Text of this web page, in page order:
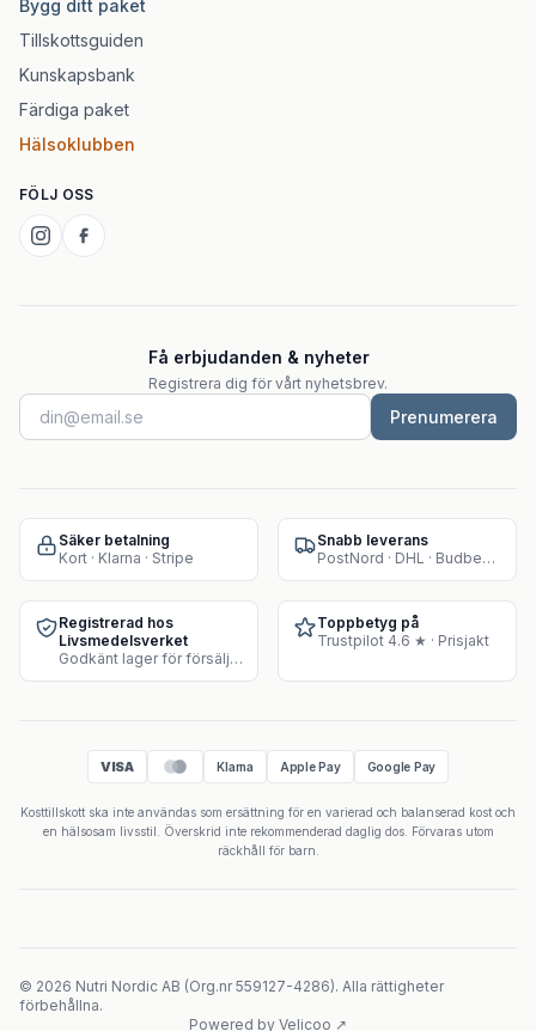
Bygg ditt paket
Tillskottsguiden
Kunskapsbank
Färdiga paket
Hälsoklubben
FÖLJ OSS
Få erbjudanden & nyheter
Registrera dig för vårt nyhetsbrev.
Prenumerera
Säker betalning
Kort · Klarna · Stripe
Snabb leverans
PostNord · DHL · Budbee · Instabox
Registrerad hos
Livsmedelsverket
Godkänt lager för försäljning av kosttillskott
Toppbetyg på
Trustpilot 4.6 ★ · Prisjakt
VISA Klarna Apple Pay Google Pay
Kosttillskott ska inte användas som ersättning för en varierad och balanserad kost och
en hälsosam livsstil. Överskrid inte rekommenderad daglig dos. Förvaras utom
räckhåll för barn.
© 2026 Nutri Nordic AB (Org.nr 559127-4286). Alla rättigheter
förbehållna.
Powered by Velicoo ↗